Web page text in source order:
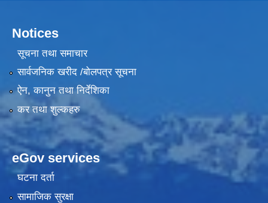
Notices
सूचना तथा समाचार
सार्वजनिक खरीद /बोलपत्र सूचना
ऐन, कानुन तथा निर्देशिका
कर तथा शुल्कहरु
eGov services
घटना दर्ता
सामाजिक सुरक्षा